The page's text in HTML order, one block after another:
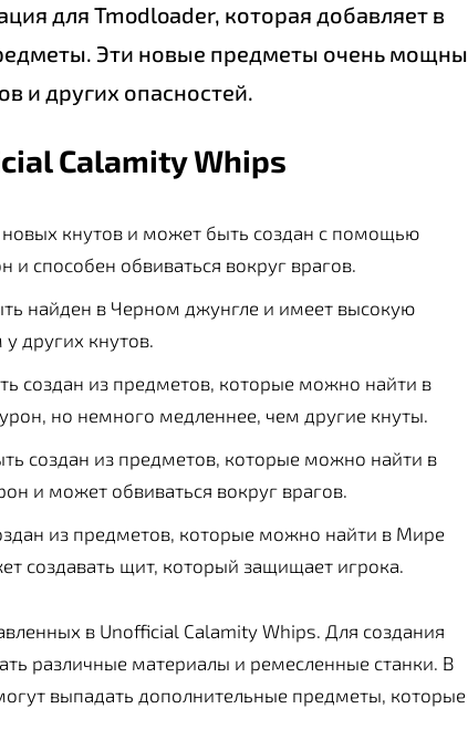
для Tmodloader, которая добавляет в
Эти новые предметы очень мощны
и других опасностей.
Calamity Whips
новых кнутов и может быть создан с помощью
способен обвиваться вокруг врагов.
найден в Черном джунгле и имеет высокую
других кнутов.
создан из предметов, которые можно найти в
но немного медленнее, чем другие кнуты.
создан из предметов, которые можно найти в
и может обвиваться вокруг врагов.
из предметов, которые можно найти в Мире
создавать щит, который защищает игрока.
в Unofficial Calamity Whips. Для создания
различные материалы и ремесленные станки. В
выпадать дополнительные предметы, которые